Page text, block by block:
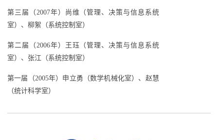
第三届（2007年）尚维（管理、决策与信息系统
室）、柳絮（系统控制室）
第二届（2006年）王珏（管理、决策与信息系统
室）、张江（系统控制室）
第一届（2005年）申立勇（数学机械化室）、赵慧
（统计科学室）